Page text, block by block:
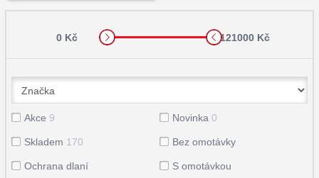
0 Kč 121000 Kč
Akce 9 Novinka 0
Skladem 170 Bez omotávky
Ochrana dlaní S omotávkou